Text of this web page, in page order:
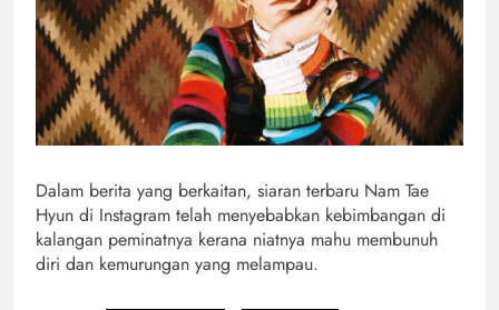
Dalam berita yang berkaitan, siaran terbaru Nam Tae
Hyun di Instagram telah menyebabkan kebimbangan di
kalangan peminatnya kerana niatnya mahu membunuh
diri dan kemurungan yang melampau.